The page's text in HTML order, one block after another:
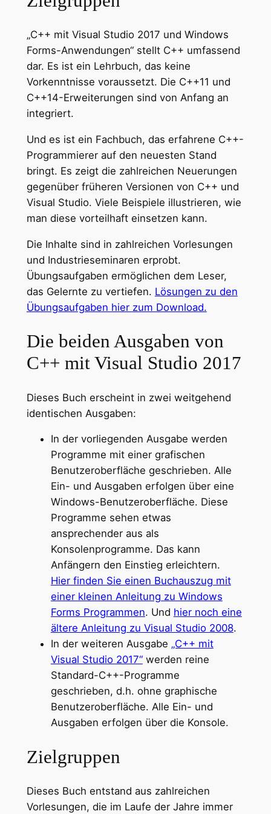
„C++ mit Visual Studio 2017 und Windows
Forms-Anwendungen“ stellt C++ umfassend
dar. Es ist ein Lehrbuch, das keine
Vorkenntnisse voraussetzt. Die C++11 und
C++14-Erweiterungen sind von Anfang an
integriert.
Und es ist ein Fachbuch, das erfahrene C++-
Programmierer auf den neuesten Stand
bringt. Es zeigt die zahlreichen Neuerungen
gegenüber früheren Versionen von C++ und
Visual Studio. Viele Beispiele illustrieren, wie
man diese vorteilhaft einsetzen kann.
Die Inhalte sind in zahlreichen Vorlesungen
und Industrieseminaren erprobt.
Übungsaufgaben ermöglichen dem Leser,
das Gelernte zu vertiefen. Lösungen zu den
Übungsaufgaben hier zum Download.
Die beiden Ausgaben von
C++ mit Visual Studio 2017
Dieses Buch erscheint in zwei weitgehend
identischen Ausgaben:
In der vorliegenden Ausgabe werden
Programme mit einer grafischen
Benutzeroberfläche geschrieben. Alle
Ein- und Ausgaben erfolgen über eine
Windows-Benutzeroberfläche. Diese
Programme sehen etwas
ansprechender aus als
Konsolenprogramme. Das kann
Anfängern den Einstieg erleichtern.
Hier finden Sie einen Buchauszug mit
einer kleinen Anleitung zu Windows
Forms Programmen. Und hier noch eine
ältere Anleitung zu Visual Studio 2008.
In der weiteren Ausgabe „C++ mit
Visual Studio 2017“werden reine
Standard-C++-Programme
geschrieben, d.h. ohne graphische
Benutzeroberfläche. Alle Ein- und
Ausgaben erfolgen über die Konsole.
Zielgruppen
Dieses Buch entstand aus zahlreichen
Vorlesungen, die im Laufe der Jahre immer